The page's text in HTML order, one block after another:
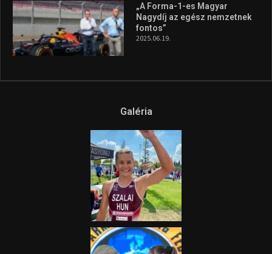
„A Forma-1-es Magyar
Nagydíj az egész nemzetnek
fontos”
2025.06.19.
Galéria